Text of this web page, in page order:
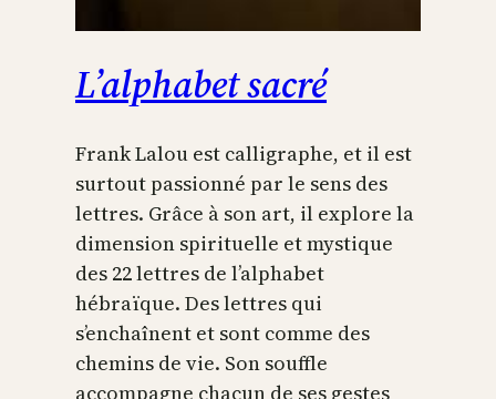
L’alphabet sacré
Frank Lalou est calligraphe, et il est
surtout passionné par le sens des
lettres. Grâce à son art, il explore la
dimension spirituelle et mystique
des 22 lettres de l’alphabet
hébraïque. Des lettres qui
s’enchaînent et sont comme des
chemins de vie. Son souffle
accompagne chacun de ses gestes